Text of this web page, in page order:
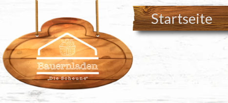
Inhalt
springen
Startseite